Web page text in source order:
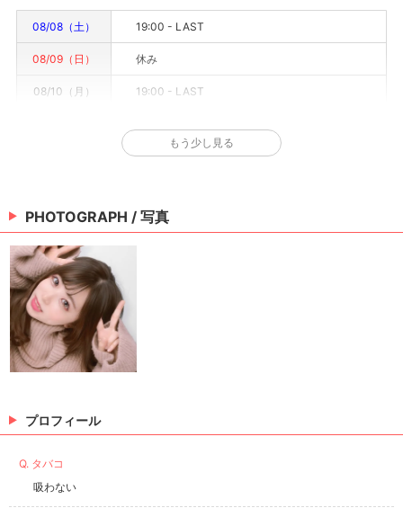
08/08（土） 19:00 - LAST
08/09（日） 休み
08/10（月） 19:00 - LAST
19:00 - LAST
08/14（金） 19:00 - LAST
※情報はあくまで予定でキャストまたは出勤情報は一部です。詳細はお店にお問い合わせく
ださい。
もう少し見る
PHOTOGRAPH / 写真
プロフィール
Q. タバコ
吸わない